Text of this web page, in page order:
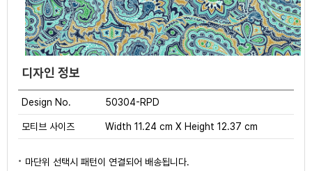
디자인 정보
Design No. 50304-RPD
모티브 사이즈 Width 11.24 cm X Height 12.37 cm
마단위 선택시 패턴이 연결되어 배송됩니다.